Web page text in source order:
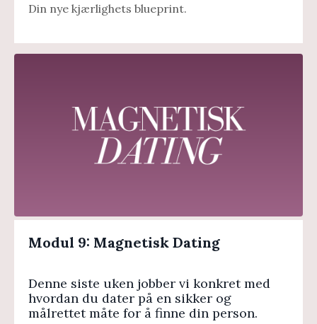
Din nye kjærlighets blueprint.
Modul 9: Magnetisk Dating
Denne siste uken jobber vi konkret med
hvordan du dater på en sikker og
målrettet måte for å finne din person.